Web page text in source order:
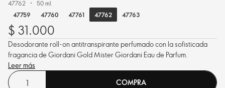
47762
50 ml.
47759
47760 47761 47762 47763
$ 31.000
Desodorante roll-on antitranspirante perfumado con la sofisticada
fragancia de Giordani Gold Mister Giordani Eau de Parfum.
Leer más
COMPRA